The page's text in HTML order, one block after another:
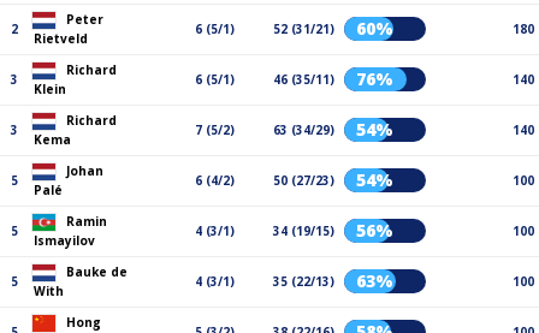
2
Peter
Rietveld
6 (5/1) 52 (31/21) 60% 180
3
Richard
Klein
6 (5/1) 46 (35/11) 76% 140
3
Richard
Kema
7 (5/2) 63 (34/29) 54% 140
5
Johan
Palé
6 (4/2) 50 (27/23) 54% 100
5
Ramin
Ismayilov
4 (3/1) 34 (19/15) 56% 100
5
Bauke de
With
4 (3/1) 35 (22/13) 63% 100
Hong